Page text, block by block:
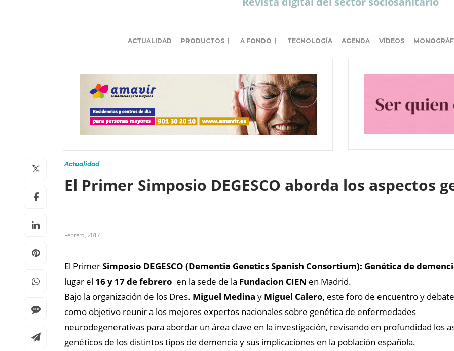
ACTUALIDAD PRODUCTOS A FONDO TECNOLOGÍA AGENDA VÍDEOS
Actualidad
El Primer Simposio DEGESCO aborda los aspectos
Febrero, 2017
El PrimerSimposio DEGESCO (Dementia Genetics Spanish Consortium): Genética de
lugar el 16 y 17 de febrero en la sede de la Fundacion CIEN en Madrid.
Bajo la organización de los Dres. Miguel Medina y Miguel Calero, este foro de encuentro y
como objetivo reunir a los mejores expertos nacionales sobre genética de enfermedades
neurodegenerativas para abordar un área clave en la investigación, revisando en profundidad los
genéticos de los distintos tipos de demencia y sus implicaciones en la población española.